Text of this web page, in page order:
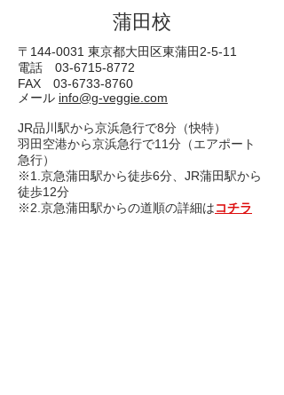
​蒲田校
〒144-0031 東京都大田区東蒲田2-5-11
電話 03-6715-8772
FAX 03-6733-8760
​メール info@g-veggie.com
JR品川駅から京浜急行で8分（快特）
羽田空港から京浜急行で11分（エアポート
急行）
※1.京急蒲田駅から徒歩6分、JR蒲田駅から
徒歩12分
※2.京急蒲田駅からの道順の詳細はコチラ